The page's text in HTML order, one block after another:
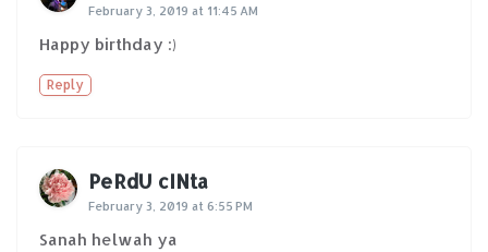
February 3, 2019 at 11:45 AM
Happy birthday :)
Reply
PeRdU cINta
February 3, 2019 at 6:55 PM
Sanah helwah ya